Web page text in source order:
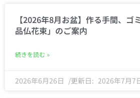
【2026年8月お盆】作る手間、ゴ
品仏花束」のご案内
続きを読む »
2026年6月26日 2026年7月7